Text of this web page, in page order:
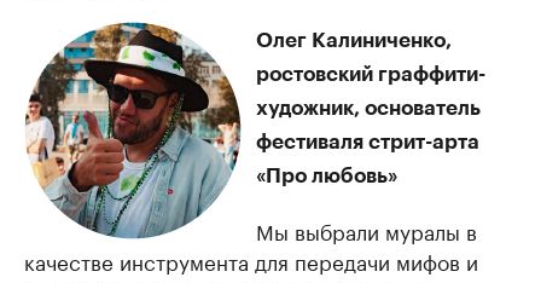
Олег Калиниченко,
ростовский граффити-
художник, основатель
фестиваля стрит-арта
«Про любовь»
Мы выбрали муралы в
качестве инструмента для передачи мифов и